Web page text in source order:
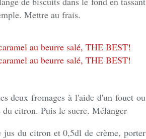
Mettre au frais.
deux fromages à l'aide d'un fouet ou
citron. Puis le sucre. Mélanger
jus du citron et 0,5dl de crème, porter